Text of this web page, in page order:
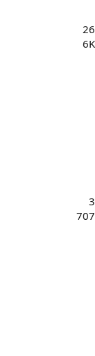
26
6K
3
707